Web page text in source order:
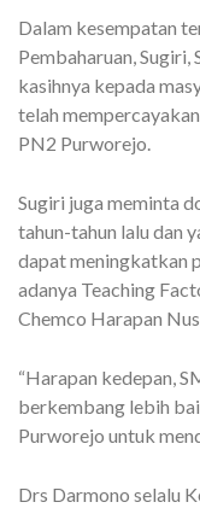
Dalam kesempatan
Pembaharuan, Sugiri,
kasihnya kepada
telah
PN2 Purworejo.
Sugiri juga meminta
tahun-tahun lalu dan
dapat meningkatkan
adanya Teaching
Chemco Harapan
“Harapan kedepan,
berkembang lebih
Purworejo untuk
Drs Darmono selalu